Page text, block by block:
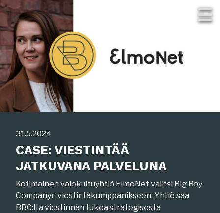
Skip
to
content
31.5.2024
CASE: VIESTINTÄÄ
JATKUVANA PALVELUNA
Kotimainen valokuituyhtiö ElmoNet valitsi Big Boy
Companyn viestintäkumppanikseen. Yhtiö saa
BBC:lta viestinnän tukea strategisesta